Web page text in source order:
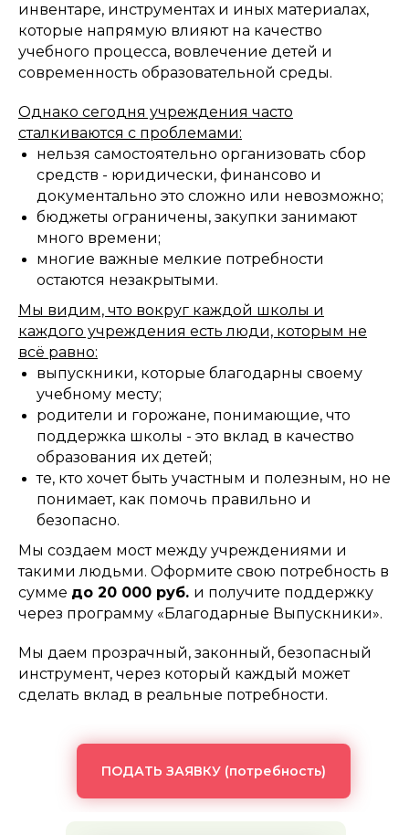
инвентаре, инструментах и иных материалах,
которые напрямую влияют на качество
учебного процесса, вовлечение детей и
современность образовательной среды.
Однако сегодня учреждения часто
сталкиваются с проблемами:
нельзя самостоятельно организовать сбор
средств - юридически, финансово и
документально это сложно или невозможно;
бюджеты ограничены, закупки занимают
много времени;
многие важные мелкие потребности
остаются незакрытыми.
Мы видим, что вокруг каждой школы и
каждого учреждения есть люди, которым не
всё равно:
выпускники, которые благодарны своему
учебному месту;
родители и горожане, понимающие, что
поддержка школы - это вклад в качество
образования их детей;
те, кто хочет быть участным и полезным, но не
понимает, как помочь правильно и
безопасно.
Мы создаем мост между учреждениями и
такими людьми. Оформите свою потребность в
сумме до 20 000 руб. и получите поддержку
через программу «Благодарные Выпускники».
Мы даем прозрачный, законный, безопасный
инструмент, через который каждый может
сделать вклад в реальные потребности.
ПОДАТЬ ЗАЯВКУ (потребность)